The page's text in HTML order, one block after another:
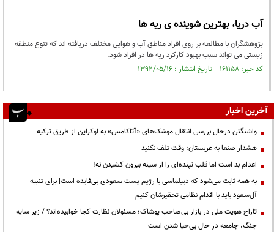
آب دریا، بهترین شوینده ی ریه ها
پژوهشگران با مطالعه بر روی افراد مناطق آب و هوایی مختلف دریافته اند که تنوع منطقه
زیستی می تواند سبب بهبود کارکرد ریه ها در افراد شود.
کد خبر: ۱۶۱۱۵۸ تاریخ انتشار : ۱۳۹۲/۰۵/۱۶
آخرین اخبار
واشنگتن درحال بررسی انتقال موشک‌های «آتاکامس» به اوکراین از طریق ترکیه
هشدار صنعا به عربستان: وقت تلف نکنید
اعدام بد است اما قلب تپنده‌ای را از سینه بیرون کشیدن نه!
به همه ثابت می‌شود که دیپلماسی با رژیم پست سعودی بی‌فایده است| برای تنبیه
آل‌سعود باید با اقدام نظامی تحقیرشان کنیم
تاراج هویت ملی در بازار بی‌صاحب پوشاک؛ مسئولان نظارت کجا خوابیده‌اند؟ / زیر سایه
جنگ، جامعه در حال بی‌حیا شدن است